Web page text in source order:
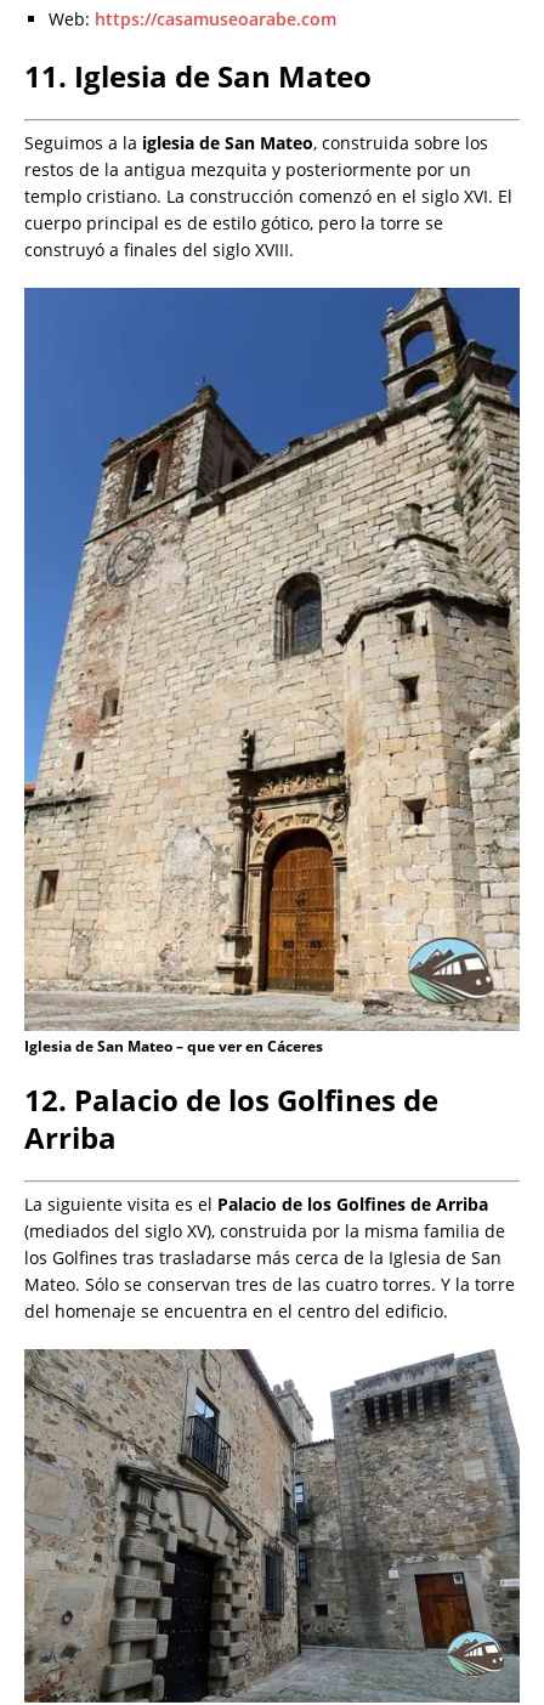
Web: https://casamuseoarabe.com
11. Iglesia de San Mateo
Seguimos a la iglesia de San Mateo, construida sobre los
restos de la antigua mezquita y posteriormente por un
templo cristiano. La construcción comenzó en el siglo XVI. El
cuerpo principal es de estilo gótico, pero la torre se
construyó a finales del siglo XVIII.
Iglesia de San Mateo – que ver en Cáceres
12. Palacio de los Golfines de
Arriba
La siguiente visita es el Palacio de los Golfines de Arriba
(mediados del siglo XV), construida por la misma familia de
los Golfines tras trasladarse más cerca de la Iglesia de San
Mateo. Sólo se conservan tres de las cuatro torres. Y la torre
del homenaje se encuentra en el centro del edificio.